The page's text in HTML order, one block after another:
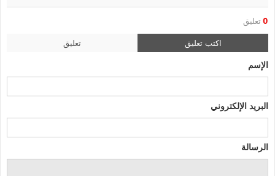
0 تعليق
اكتب تعليق تعليق
الإسم
البريد الإلكتروني
الرسالة